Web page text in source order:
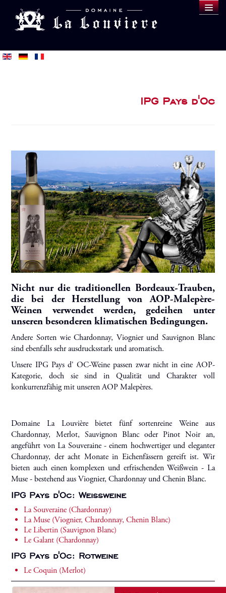
WEINE
IPG Pays d'Oc
Nicht nur die traditionellen Bordeaux-Trauben,
die bei der Herstellung von AOP-Malepère-
Weinen verwendet werden, gedeihen unter
unseren besonderen klimatischen Bedingungen.
Andere Sorten wie Chardonnay, Viognier und Sauvignon Blanc
sind ebenfalls sehr ausdrucksstark und aromatisch.
Unsere IPG Pays d' OC-Weine passen zwar nicht in eine AOP-
Kategorie, doch sie sind in Qualität und Charakter voll
konkurrenzfähig mit unseren AOP Malepères.
Domaine La Louvière bietet fünf sortenreine Weine aus
Chardonnay, Merlot, Sauvignon Blanc oder Pinot Noir an,
angeführt von La Souveraine - einem hochwertiger und eleganter
Chardonnay, der acht Monate in Eichenfässern gereift ist. Wir
bieten auch einen komplexen und erfrischenden Weißwein - La
Muse - bestehend aus Viognier, Chardonnay und Chenin Blanc.
IPG Pays d'Oc: Weißweine
La Souveraine (Chardonnay)
La Muse (Viognier, Chardonnay, Chenin Blanc)
Le Libertin (Sauvignon Blanc)
Le Galant (Chardonnay)
IPG Pays d'Oc: Rotweine
Le Coquin (Merlot)